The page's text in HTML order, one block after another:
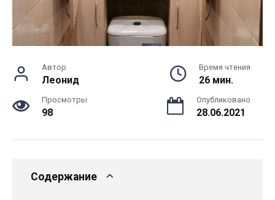
Автор
Леонид
Время чтения
26 мин.
Просмотры
98
Опубликовано
28.06.2021
Содержание